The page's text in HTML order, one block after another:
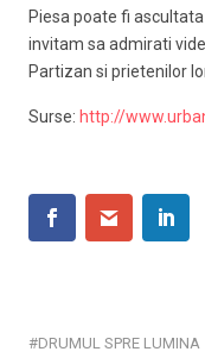
Piesa poate fi
invitam sa admirati
Partizan si prietenilor
Surse: http://
DRUMUL SPRE LUMINA